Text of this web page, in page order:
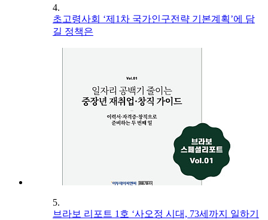
4.
초고령사회 ‘제1차 국가인구전략 기본계획’에 담
길 정책은
5.
브라보 리포트 1호 ‘사오정 시대, 73세까지 일하기